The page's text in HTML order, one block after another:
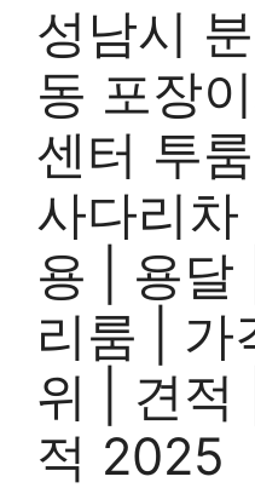
성남시
동 포장
센터 투
사다리
용 | 용달
리룸 | 가
위 | 견적
적 2025